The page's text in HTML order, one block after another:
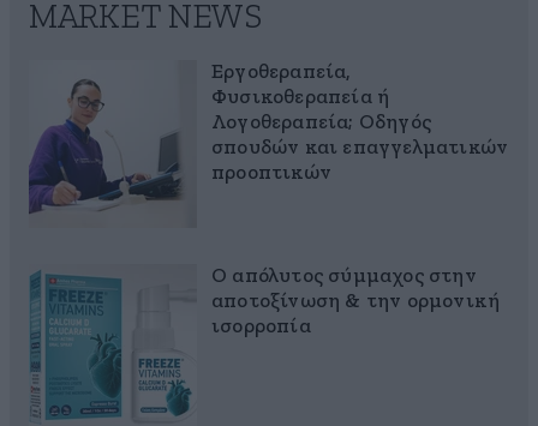
MARKET NEWS
Εργοθεραπεία,
Φυσικοθεραπεία ή
Λογοθεραπεία; Οδηγός
σπουδών και επαγγελματικών
προοπτικών
Ο απόλυτος σύμμαχος στην
αποτοξίνωση & την ορμονική
ισορροπία